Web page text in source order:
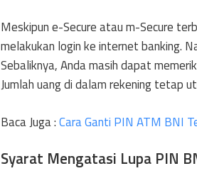
Meskipun e-Secure atau m-Secure
melakukan login ke internet banking.
Sebaliknya, Anda masih dapat
Jumlah uang di dalam rekening tetap
Baca Juga :Cara Ganti PIN ATM BNI
Syarat Mengatasi Lupa PIN